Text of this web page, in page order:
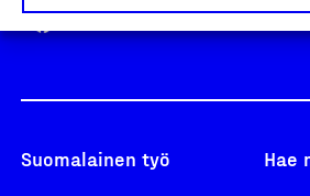
Suomalainen työ Hae